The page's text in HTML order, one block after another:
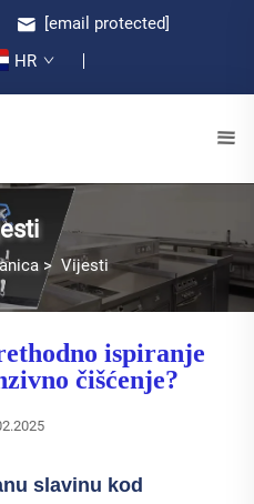
[email protected]
HR
> Vijesti
ispiranje
čišćenje?
slavinu kod